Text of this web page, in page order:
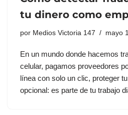
tu dinero como
por Medios Victoria 147 mayo
En un mundo donde hacemos
celular, pagamos proveedores
línea con solo un clic, proteger
opcional: es parte de tu trabajo